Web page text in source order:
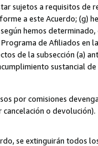
sujetos a requisitos de
a este Acuerdo; (g)
hemos
de Afiliados en
de la subsección (a)
sustancial
por comisiones
o devolución).
se extinguirán todos